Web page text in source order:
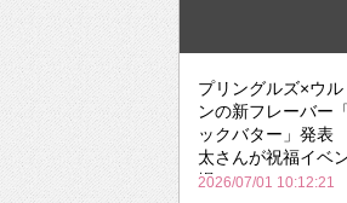
プリングルズ×ウル
ンの新フレーバー
ックバター」発
太さんが祝福イベ
場
2026/07/01 10:12:21